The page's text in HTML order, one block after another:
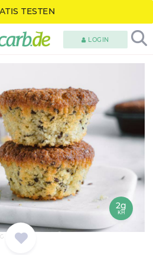
TESTEN
LOGIN
2g
KH